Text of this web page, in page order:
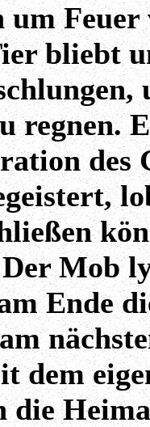
um
bliebt
regnen.
des
Mob
Ende
dem
die